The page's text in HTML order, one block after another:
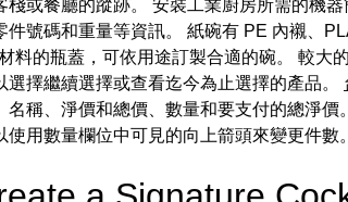
棧或餐廳的蹤跡。 安裝工業廚房所需的機
件號碼和重量等資訊。 紙碗有 PE 內襯、
料的瓶蓋，可依用途訂製合適的碗。 較大
選擇繼續選擇或查看迄今為止選擇的產品。
名稱、淨價和總價、數量和要支付的總淨
用數量欄位中可見的向上箭頭來變更件數。